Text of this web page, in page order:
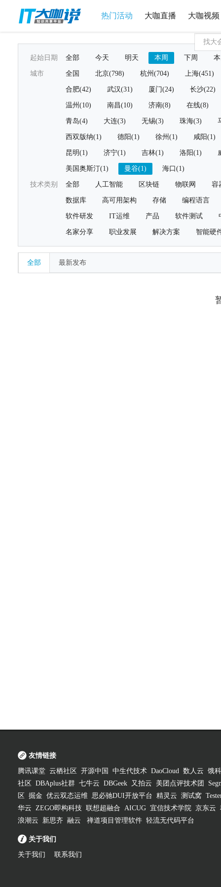
热门活动 大咖直播 大咖视频
起始日期 全部 今天 明天 本周 下周
城市 全国 北京(798) 杭州(704) 上海(451)
合肥(42) 武汉(31) 厦门(24) 长沙(22)
温州(10) 南昌(10) 济南(8) 在线(8)
青岛(4) 大连(3) 无锡(3) 珠海(3)
西双版纳(1) 德阳(1) 徐州(1) 咸阳(1)
昆明(1) 济宁(1) 吉林(1) 洛阳(1)
美国奥斯汀(1) 曼谷(1) 海口(1)
技术类别 全部 人工智能 区块链 物联网 容
数据库 高可用架构 存储 编程语言
软件研发 IT运维 产品 软件测试
名家分享 职业发展 解决方案 智能硬
全部 最新发布
友情链接
腾讯课堂 云栖社区 开源中国 中生代技术 DaoCloud 数人云 饿
社区
DBAplus社群 七牛云 DBGeek 又拍云 美团点评技术团
区
掘金 优云双态运维 思必驰DUI开放平台 精灵云 测试窝
华云 ZEGO即构科技 联想超融合 AICUG 宜信技术学院 京东云
浪潮云
新思齐 融云 禅道项目管理软件 轻流无代码平台
关于我们
关于我们 联系我们